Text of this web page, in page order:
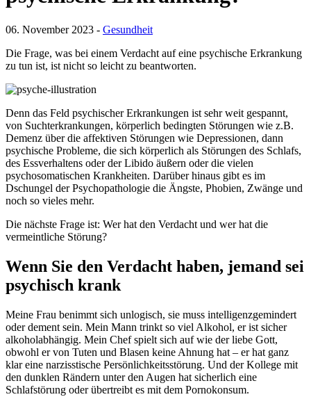
06. November 2023 - Gesundheit
Die Frage, was bei einem Verdacht auf eine psychische Erkrankung
zu tun ist, ist nicht so leicht zu beantworten.
Denn das Feld psychischer Erkrankungen ist sehr weit gespannt,
von Suchterkrankungen, körperlich bedingten Störungen wie z.B.
Demenz über die affektiven Störungen wie Depressionen, dann
psychische Probleme, die sich körperlich als Störungen des Schlafs,
des Essverhaltens oder der Libido äußern oder die vielen
psychosomatischen Krankheiten. Darüber hinaus gibt es im
Dschungel der Psychopathologie die Ängste, Phobien, Zwänge und
noch so vieles mehr.
Die nächste Frage ist: Wer hat den Verdacht und wer hat die
vermeintliche Störung?
Wenn Sie den Verdacht haben, jemand sei
psychisch krank
Meine Frau benimmt sich unlogisch, sie muss intelligenzgemindert
oder dement sein. Mein Mann trinkt so viel Alkohol, er ist sicher
alkoholabhängig. Mein Chef spielt sich auf wie der liebe Gott,
obwohl er von Tuten und Blasen keine Ahnung hat – er hat ganz
klar eine narzisstische Persönlichkeitsstörung. Und der Kollege mit
den dunklen Rändern unter den Augen hat sicherlich eine
Schlafstörung oder übertreibt es mit dem Pornokonsum.